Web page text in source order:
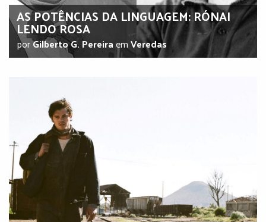
AS POTÊNCIAS DA LINGUAGEM: RÓNAI
LENDO ROSA
porGilberto G. PereiraemVeredas